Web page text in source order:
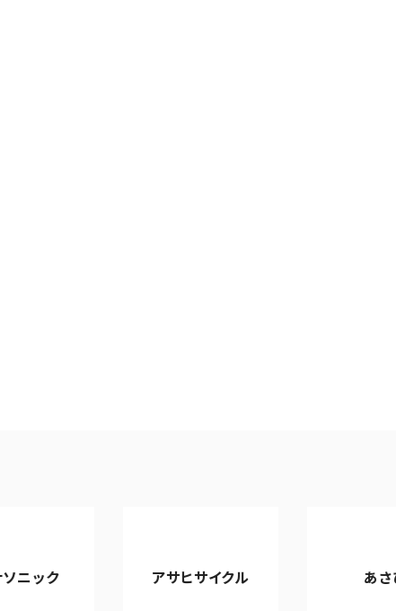
アサヒサイクル